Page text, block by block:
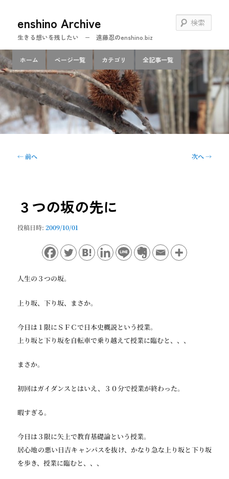
ン
テ
ン
ツ
移
動
enshino Archive
生きる想いを残したい − 遠藤忍のenshino.biz
索
メ
イ
ン
メ
ニ
ュ
ー
ホーム ページ一覧 カテゴリ 全記事一覧
投
ー
ョ
←前へ 次へ→
３つの坂の先に
投稿日時:2009/10/01
人生の３つの坂。
上り坂、下り坂、まさか。
今日は１限にＳＦＣで日本史概説という授業。
上り坂と下り坂を自転車で乗り越えて授業に臨むと、、、
まさか。
初回はガイダンスとはいえ、３０分で授業が終わった。
暇すぎる。
今日は３限に矢上で教育基礎論という授業。
居心地の悪い日吉キャンパスを抜け、かなり急な上り坂と下り坂
を歩き、授業に臨むと、、、